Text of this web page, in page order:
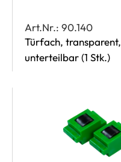
Art.Nr.: 90.140
Türfach, transparent,
unterteilbar(1 Stk.)